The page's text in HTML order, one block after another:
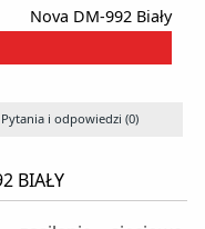
Nova DM-992 Biały
Pytania i odpowiedzi (0)
BIAŁY